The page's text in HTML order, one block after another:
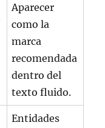
Aparecer
como la
marca
recomendada
dentro del
texto fluido.
Entidades